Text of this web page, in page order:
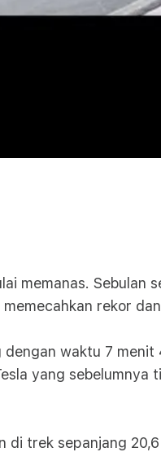
memanas. Sebulan
rekor
waktu 7
yang sebelumnya
trek sepanjang